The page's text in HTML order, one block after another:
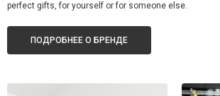
perfect gifts, for yourself or for someone else.
ПОДРОБНЕЕ О БРЕНДЕ